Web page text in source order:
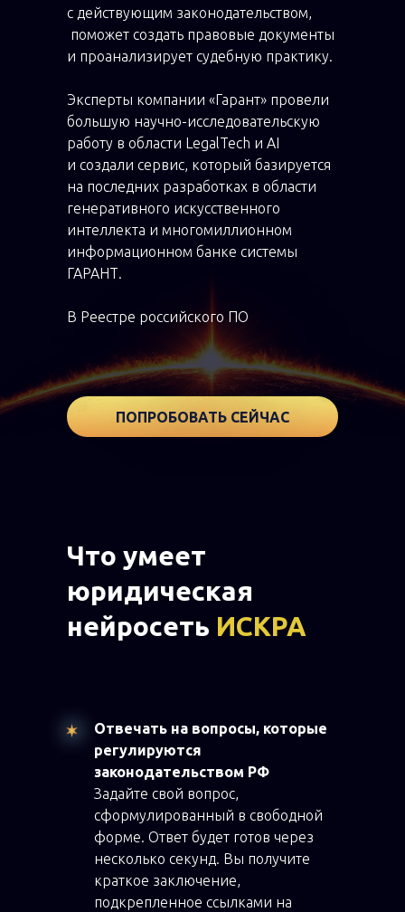
ПОПРОБОВАТЬ СЕЙЧАС
с действующим законодательством,
поможет создать правовые документы
и проанализирует судебную практику.
Эксперты компании «Гарант» провели
большую научно-исследовательскую
работу в области LegalTech и AI
и создали сервис, который базируется
на последних разработках в области
генеративного искусственного
интеллекта и многомиллионном
информационном банке системы
ГАРАНТ.
В Реестре российского ПО
Отвечать на вопросы, которые
регулируются
законодательством РФ
Задайте свой вопрос,
сформулированный в свободной
форме. Ответ будет готов через
несколько секунд. Вы получите
краткое заключение,
подкрепленное ссылками на
Что умеет
юридическая
нейросеть ИСКРА